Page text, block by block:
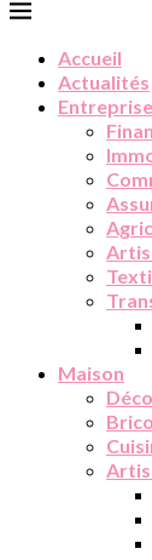
Accueil
Actualités
Entreprise
Maison